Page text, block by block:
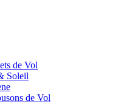
de Vol
Soleil
de Vol